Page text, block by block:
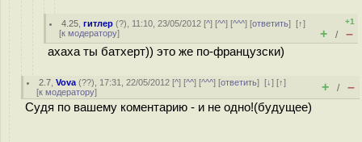
4.25 ,гитлер (?), 11:10, 23/05/2012 [^] [^^] [^^^] [ответить][↑]
[к модератору]
+1
+ / –
ахаха ты батхерт)) это же по-французски)
2.7 ,Vova (??), 17:31, 22/05/2012 [^] [^^] [^^^] [ответить][↓] [↑]
[к модератору] + / –
Судя по вашему коментарию - и не одно!(будущее)